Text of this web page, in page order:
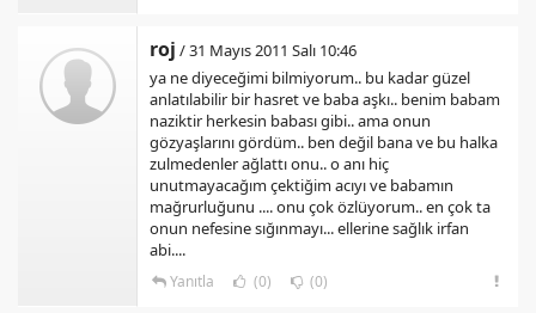
roj / 31 Mayıs 2011 Salı 10:46
ya ne diyeceğimi bilmiyorum.. bu kadar güzel
anlatılabilir bir hasret ve baba aşkı.. benim babam
naziktir herkesin babası gibi.. ama onun
gözyaşlarını gördüm.. ben değil bana ve bu halka
zulmedenler ağlattı onu.. o anı hiç
unutmayacağım çektiğim acıyı ve babamın
mağrurluğunu .... onu çok özlüyorum.. en çok ta
onun nefesine sığınmayı... ellerine sağlık irfan
abi....
Yanıtla (0) (0)